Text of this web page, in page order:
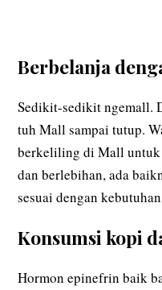
Berbelanja
Sedikit-sedikit ngemall.
tuh Mall sampai tutup.
berkeliling di Mall untuk
dan berlebihan, ada
sesuai dengan
Konsumsi kopi
Hormon epinefrin baik